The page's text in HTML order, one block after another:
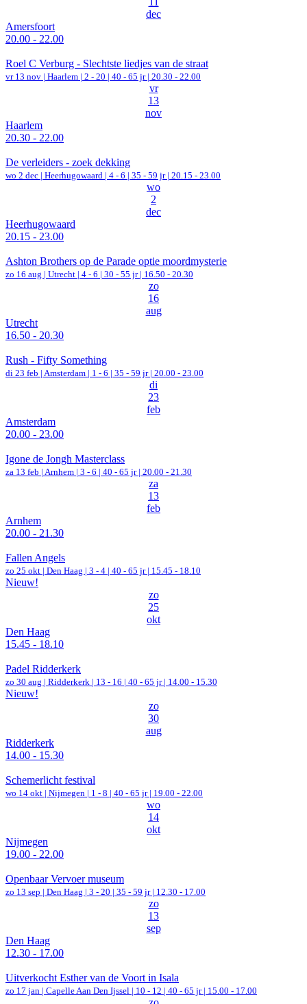
dec
Amersfoort
20.00 - 22.00
Roel C Verburg - Slechtste liedjes van de straat
vr 13 nov | Haarlem | 2 - 20 | 40 - 65 jr | 20.30 - 22.00
vr
13
nov
Haarlem
20.30 - 22.00
De verleiders - zoek dekking
wo 2 dec | Heerhugowaard | 4 - 6 | 35 - 59 jr | 20.15 - 23.00
wo
2
dec
Heerhugowaard
20.15 - 23.00
Ashton Brothers op de Parade optie moordmysterie
zo 16 aug | Utrecht | 4 - 6 | 30 - 55 jr | 16.50 - 20.30
zo
16
aug
Utrecht
16.50 - 20.30
Rush - Fifty Something
di 23 feb | Amsterdam | 1 - 6 | 35 - 59 jr | 20.00 - 23.00
di
23
feb
Amsterdam
20.00 - 23.00
Igone de Jongh Masterclass
za 13 feb | Arnhem | 3 - 6 | 40 - 65 jr | 20.00 - 21.30
za
13
feb
Arnhem
20.00 - 21.30
Fallen Angels
zo 25 okt | Den Haag | 3 - 4 | 40 - 65 jr | 15.45 - 18.10
Nieuw!
zo
25
okt
Den Haag
15.45 - 18.10
Padel Ridderkerk
zo 30 aug | Ridderkerk | 13 - 16 | 40 - 65 jr | 14.00 - 15.30
Nieuw!
zo
30
aug
Ridderkerk
14.00 - 15.30
Schemerlicht festival
wo 14 okt | Nijmegen | 1 - 8 | 40 - 65 jr | 19.00 - 22.00
wo
14
okt
Nijmegen
19.00 - 22.00
Openbaar Vervoer museum
zo 13 sep | Den Haag | 3 - 20 | 35 - 59 jr | 12.30 - 17.00
zo
13
sep
Den Haag
12.30 - 17.00
Uitverkocht Esther van de Voort in Isala
zo 17 jan | Capelle Aan Den Ijssel | 10 - 12 | 40 - 65 jr | 15.00 - 17.00